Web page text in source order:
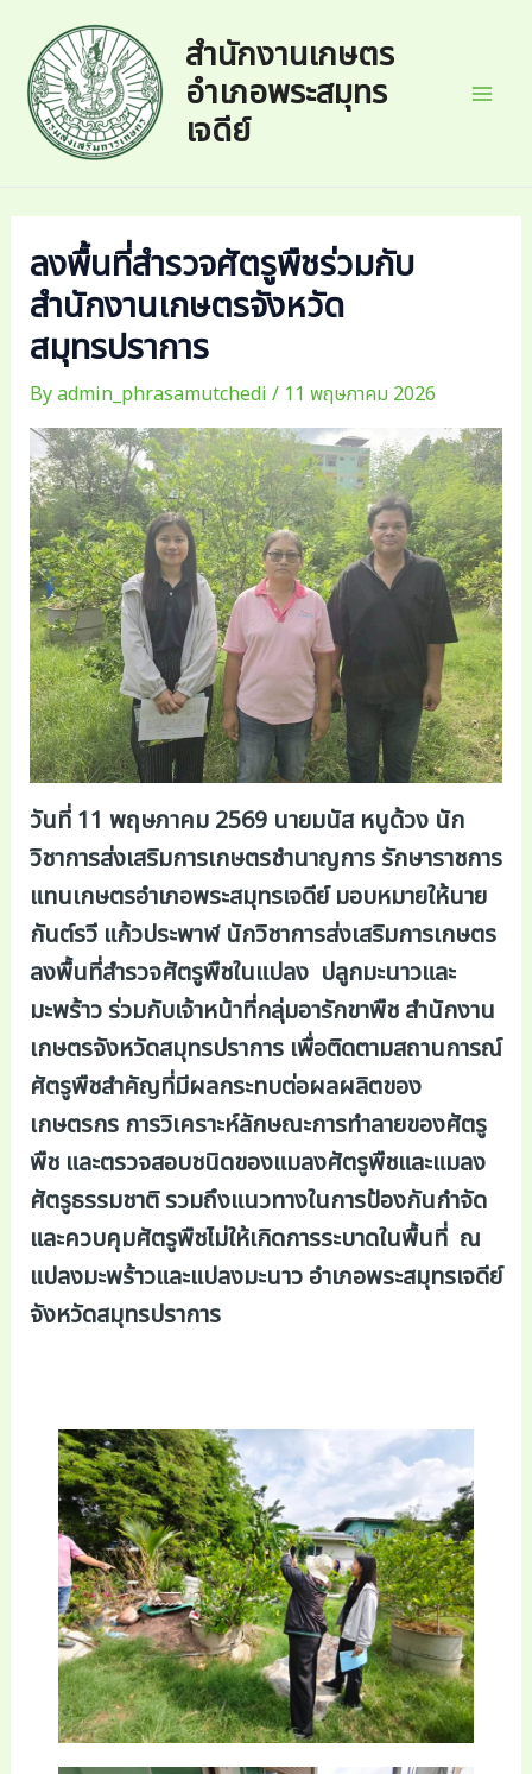
content
สำนักงานเกษตร
อำเภอพระสมุทร
เจดีย์
ลงพื้นที่สำรวจศัตรูพืชร่วมกับ
สำนักงานเกษตรจังหวัด
สมุทรปราการ
Byadmin_phrasamutchedi / 11 พฤษภาคม 2026
วันที่ 11 พฤษภาคม 2569 นายมนัส หนูด้วง นัก
วิชาการส่งเสริมการเกษตรชำนาญการ รักษาราชการ
แทนเกษตรอำเภอพระสมุทรเจดีย์ มอบหมายให้นาย
กันต์รวี แก้วประพาฬ นักวิชาการส่งเสริมการเกษตร
ลงพื้นที่สำรวจศัตรูพืชในแปลง ปลูกมะนาวและ
มะพร้าว ร่วมกับเจ้าหน้าที่กลุ่มอารักขาพืช สำนักงาน
เกษตรจังหวัดสมุทรปราการ เพื่อติดตามสถานการณ์
ศัตรูพืชสำคัญที่มีผลกระทบต่อผลผลิตของ
เกษตรกร การวิเคราะห์ลักษณะการทำลายของศัตรู
พืช และตรวจสอบชนิดของแมลงศัตรูพืชและแมลง
ศัตรูธรรมชาติ รวมถึงแนวทางในการป้องกันกำจัด
และควบคุมศัตรูพืชไม่ให้เกิดการระบาดในพื้นที่ ณ
แปลงมะพร้าวและแปลงมะนาว อำเภอพระสมุทรเจดีย์
จังหวัดสมุทรปราการ